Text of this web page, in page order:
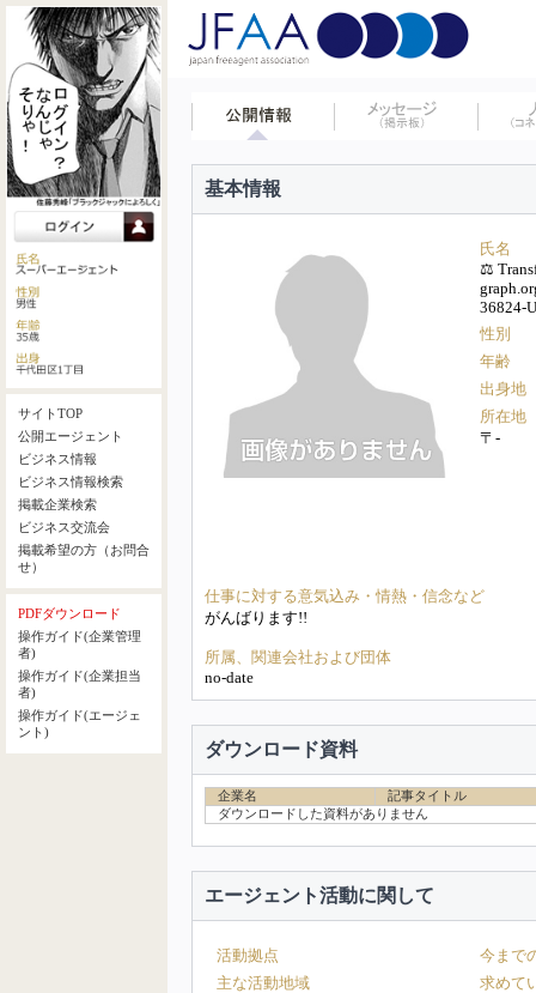
サイトTOP
公開エージェント
ビジネス情報
ビジネス情報検索
掲載企業検索
ビジネス交流会
掲載希望の方（お問合
せ）
PDFダウンロード
操作ガイド(企業管理
者)
操作ガイド(企業担当
者)
操作ガイド(エージェ
ント)
基本情報
氏名
⚖
36824-
性別
年齢
出身地
所在地
〒-
仕事に対する意気込み・情熱・信念など
がんばります!!
所属、関連会社および団体
no-date
ダウンロード資料
企業名
記事タイトル
ダウンロードした資料がありません
エージェント活動に関して
活動拠点
主な活動地域
今まで
求めて